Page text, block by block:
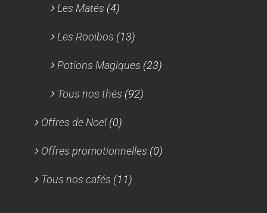
Les Matés (4)
Les Rooïbos (13)
Potions Magiques (23)
Tous nos thés (92)
Offres de Noel (0)
Offres promotionnelles (0)
Tous nos cafés (11)